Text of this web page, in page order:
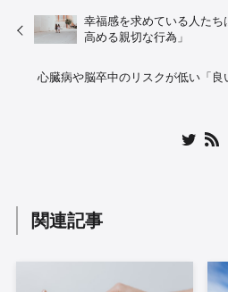
幸福感を求めている人た
高める親切な行為」
心臓病や脳卒中のリスクが低い「良
関連記事